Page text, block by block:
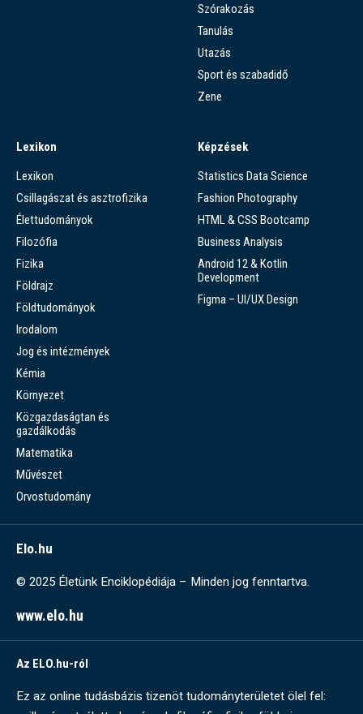
Szórakozás
Tanulás
Utazás
Sport és szabadidő
Zene
Lexikon
Lexikon
Csillagászat és asztrofizika
Élettudományok
Filozófia
Fizika
Földrajz
Földtudományok
Irodalom
Jog és intézmények
Kémia
Környezet
Közgazdaságtan és
gazdálkodás
Matematika
Művészet
Orvostudomány
Képzések
Statistics Data Science
Fashion Photography
HTML & CSS Bootcamp
Business Analysis
Android 12 & Kotlin
Development
Figma – UI/UX Design
Elo.hu
© 2025 Életünk Enciklopédiája – Minden jog fenntartva.
www.elo.hu
Az ELO.hu-ról
Ez az online tudásbázis tizenöt tudományterületet ölel fel: